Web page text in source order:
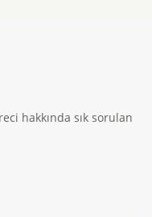
hakkında sık sorulan